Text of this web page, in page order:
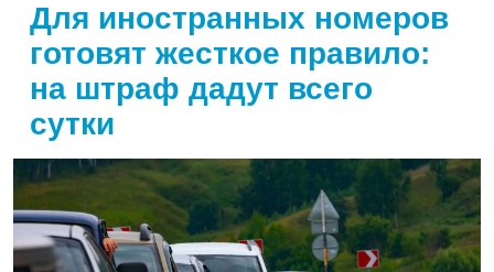
Для иностранных номеров
готовят жесткое правило:
на штраф дадут всего
сутки